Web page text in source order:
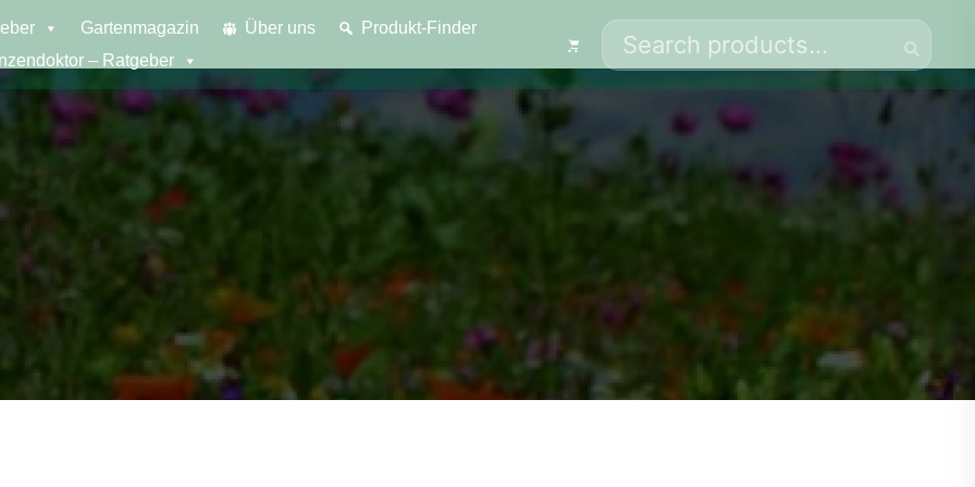
Gartenmagazin Über uns
Produkt-Finder
– Ratgeber
Search
for: